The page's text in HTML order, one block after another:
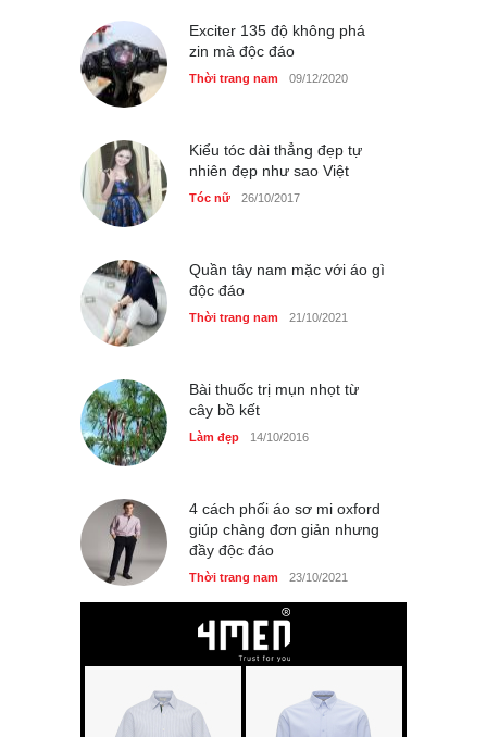
sáng tạo mới của giới trẻ
Thời trang nữ 21/10/2025
Exciter 135 độ không phá
zin mà độc đáo
Thời trang nam 09/12/2020
Kiểu tóc dài thẳng đẹp tự
nhiên đẹp như sao Việt
Tóc nữ 26/10/2017
Quần tây nam mặc với áo gì
độc đáo
Thời trang nam 21/10/2021
Bài thuốc trị mụn nhọt từ
cây bồ kết
Làm đẹp 14/10/2016
4 cách phối áo sơ mi oxford
giúp chàng đơn giản nhưng
đầy độc đáo
Thời trang nam 23/10/2021